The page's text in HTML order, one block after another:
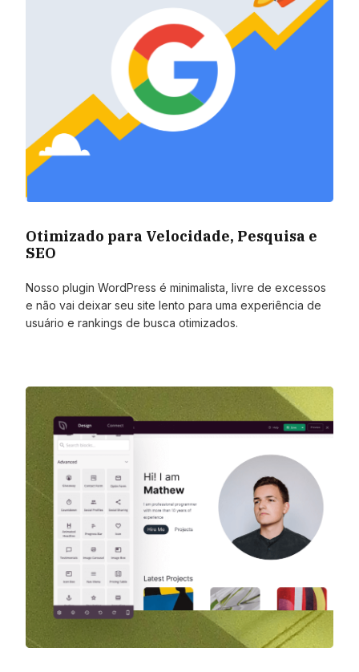
Otimizado para Velocidade, Pesquisa e
SEO
Nosso plugin WordPress é minimalista, livre de excessos
e não vai deixar seu site lento para uma experiência de
usuário e rankings de busca otimizados.